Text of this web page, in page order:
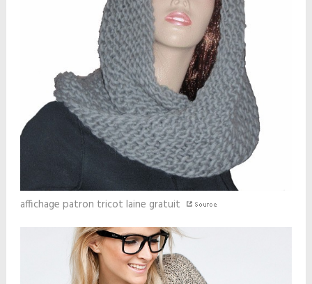
affichage patron tricot laine gratuit